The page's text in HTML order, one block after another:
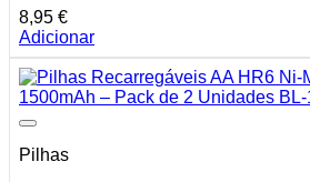
8,95 €
Adicionar
Pilhas